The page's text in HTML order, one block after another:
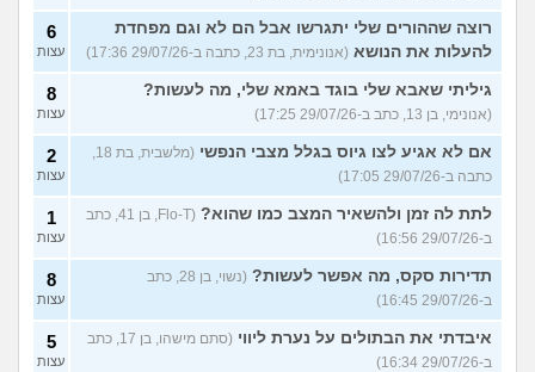
רוצה שההורים שלי יתגרשו אבל הם לא וגם מפחדת
להעלות את הנושא (אנונימית, בת 23, כתבה ב-29/07/26 17:36)
6
עצות
גיליתי שאבא שלי בוגד באמא שלי, מה לעשות?
(אנונימי, בן 13, כתב ב-29/07/26 17:25)
8
עצות
אם לא אגיע לצו גיוס בגלל מצבי הנפשי
(מלשבית, בת 18,
כתבה ב-29/07/26 17:05)
2
עצות
לתת לה זמן ולהשאיר המצב כמו שהוא?
(Flo-T, בן 41, כתב
ב-29/07/26 16:56)
1
עצות
תדירות סקס, מה אפשר לעשות?
(נשוי, בן 28, כתב
ב-29/07/26 16:45)
8
עצות
איבדתי את הבתולים על נערת ליווי
(סתם מישהו, בן 17, כתב
ב-29/07/26 16:34)
5
עצות